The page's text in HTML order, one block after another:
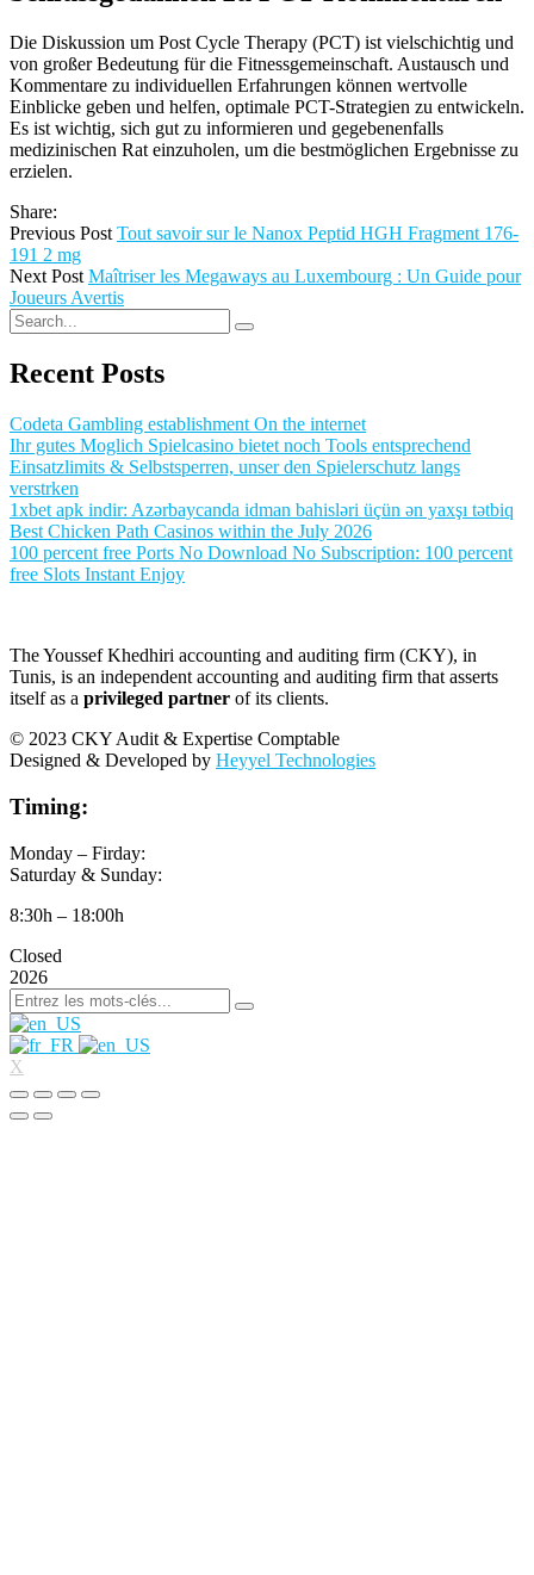
Die Diskussion um Post Cycle Therapy (PCT) ist vielschichtig und
von großer Bedeutung für die Fitnessgemeinschaft. Austausch und
Kommentare zu individuellen Erfahrungen können wertvolle
Einblicke geben und helfen, optimale PCT-Strategien zu entwickeln.
Es ist wichtig, sich gut zu informieren und gegebenenfalls
medizinischen Rat einzuholen, um die bestmöglichen Ergebnisse zu
erzielen.
Share:
Previous Post Tout savoir sur le Nanox Peptid HGH Fragment 176-
191 2 mg
Next Post Maîtriser les Megaways au Luxembourg : Un Guide pour
Joueurs Avertis
Recent Posts
Codeta Gambling establishment On the internet
Ihr gutes Moglich Spielcasino bietet noch Tools entsprechend
Einsatzlimits & Selbstsperren, unser den Spielerschutz langs
verstrken
1xbet apk indir: Azərbaycanda idman bahisləri üçün ən yaxşı tətbiq
Best Chicken Path Casinos within the July 2026
100 percent free Ports No Download No Subscription: 100 percent
free Slots Instant Enjoy
The Youssef Khedhiri accounting and auditing firm (CKY), in
Tunis, is an independent accounting and auditing firm that asserts
itself as a privileged partner of its clients.
© 2023 CKY Audit & Expertise Comptable
Designed & Developed by Heyyel Technologies
Timing:
Monday – Firday:
Saturday & Sunday:
8:30h – 18:00h
Closed
2026
X